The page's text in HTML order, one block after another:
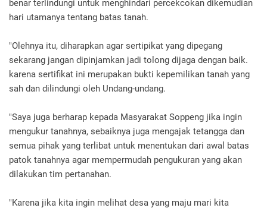
benar terlindungi untuk menghindari percekcokan dikemudian
hari utamanya tentang batas tanah.
"Olehnya itu, diharapkan agar sertipikat yang dipegang
sekarang jangan dipinjamkan jadi tolong dijaga dengan baik.
karena sertifikat ini merupakan bukti kepemilikan tanah yang
sah dan dilindungi oleh Undang-undang.
"Saya juga berharap kepada Masyarakat Soppeng jika ingin
mengukur tanahnya, sebaiknya juga mengajak tetangga dan
semua pihak yang terlibat untuk menentukan dari awal batas
patok tanahnya agar mempermudah pengukuran yang akan
dilakukan tim pertanahan.
"Karena jika kita ingin melihat desa yang maju mari kita